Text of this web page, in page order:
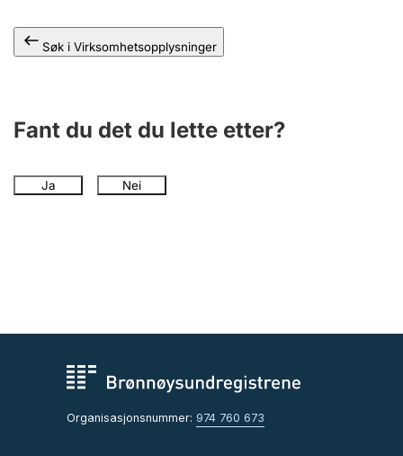
Søk i Virksomhetsopplysninger
Fant du det du lette etter?
Ja Nei
Organisasjonsnummer: 974 760 673